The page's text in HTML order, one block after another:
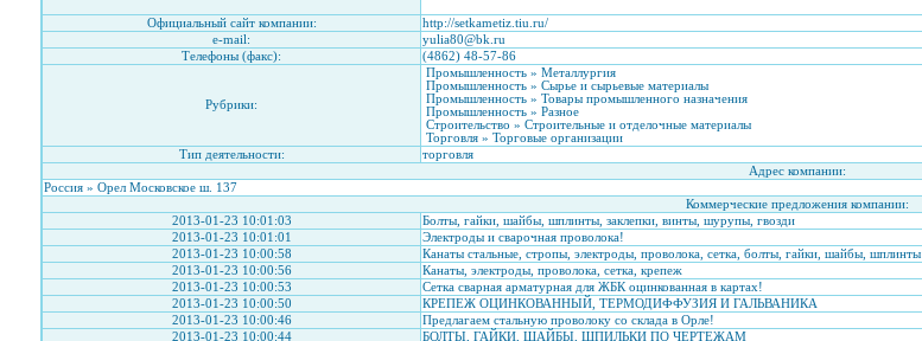
Официальный сайт компании:
http://setkametiz.tiu.ru/
e-mail:
yulia80@bk.ru
Телефоны (факс):
(4862) 48-57-86
Рубрики:
Промышленность » Металлургия
Промышленность » Сырье и сырьевые материалы
Промышленность » Товары промышленного назначения
Промышленность » Разное
Строительство » Строительные и отделочные материалы
Торговля » Торговые организации
Тип деятельности:
торговля
Адрес компании:
Россия » Орел Московское ш. 137
Коммерческие предложения компании:
2013-01-23 10:01:03
Болты, гайки, шайбы, шплинты, заклепки, винты, шурупы, гвозди
2013-01-23 10:01:01
Электроды и сварочная проволока!
2013-01-23 10:00:58
Канаты стальные, стропы, электроды, проволока, сетка, болты, гайки, шайбы, шплинты
2013-01-23 10:00:56
Канаты, электроды, проволока, сетка, крепеж
2013-01-23 10:00:53
Сетка сварная арматурная для ЖБК оцинкованная в картах!
2013-01-23 10:00:50
КРЕПЕЖ ОЦИНКОВАННЫЙ, ТЕРМОДИФФУЗИЯ И ГАЛЬВАНИКА
2013-01-23 10:00:46
Предлагаем стальную проволоку со склада в Орле!
2013-01-23 10:00:44
БОЛТЫ, ГАЙКИ, ШАЙБЫ, ШПИЛЬКИ ПО ЧЕРТЕЖАМ